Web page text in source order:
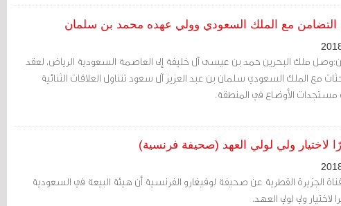
التضامن مع الملك السعودي وولي عهده محمد بن سلمان
ملك البحرين حمد بن عيسى آل خليفة إلى العاصمة السعودية الرياض، لعقد
مع الملك السعودي سلمان بن عبد العزيز آل سعود تتناول العلاقات الثنائية
مستجدات الأوضاع في المنطقة.
لاختيار ولي لولي العهد (صحيفة فرنسية)
الجزيرة القطرية عن صحيفة لوفيغارو الفرنسية أن هيئة البيعة في السعودية
ولي لولي العهد.